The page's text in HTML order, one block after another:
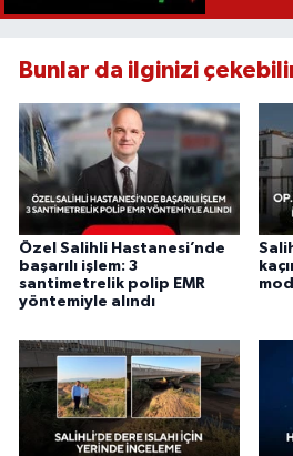
Bunlar da ilginizi
Özel Salihli Hastanesi’nde
başarılı işlem: 3
santimetrelik polip EMR
yöntemiyle alındı